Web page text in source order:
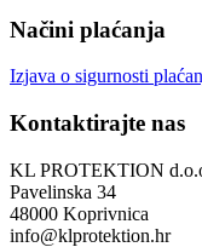
Načini plaćanja
Izjava o sigurnosti
Kontaktirajte nas
KL PROTEKTION
Pavelinska 34
48000 Koprivnica
info@klprotektion.hr